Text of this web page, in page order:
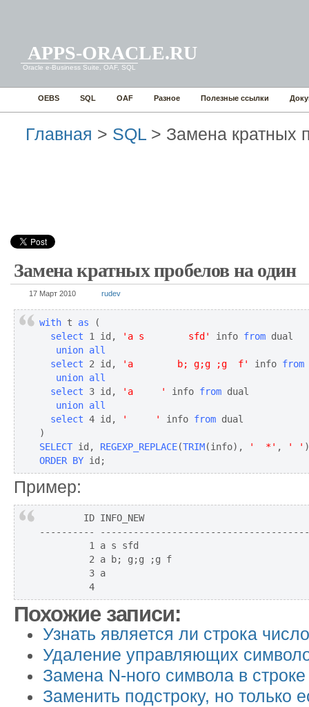
APPS-ORACLE.RU
Oracle e-Business Suite, OAF, SQL
OEBS SQL OAF Разное Полезные ссылки
Главная > SQL > Замена кратных
Замена кратных пробелов на один
17 Март 2010 rudev
with t as
  select
1 id, 'a s        sfd' info from
   union all
select 2 id, 'a        b; g;g ;g  f' info from
   union all
  select
3 id, 'a     ' info from
   union all
  select
4 id, '     ' info from dual
SELECT id, REGEXP_REPLACE(TRIM(info), '  *' , ' '
ORDER BY id;
Пример:
        ID INFO_NEW
----------
         1 a s sfd
         2 a b; g;g ;g f
         3 a
         4
Похожие записи:
Узнать является ли строка
Удаление управляющих
Замена N-ного символа в строке
Заменить подстроку, но только